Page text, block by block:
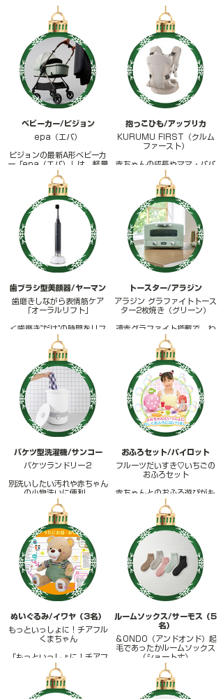
ベビーカー/ピジョン
epa（エパ）
ピジョンの最新A形ベビーカ
ー「epa（エパ）」は、軽量
ルタイヤモデル。片手で押せ
て小回り抜群、段差もラクに
乗り越えられる安定走行を実
現。赤ちゃんもママも快適に
過ごせる新定番ベビーカーで
す。
抱っこひも/アップリカ
KURUMU FIRST（クルム
ファースト）
赤ちゃんの成長やママ・パパ
使える新発想の抱っこひも
「クルム ファースト」。抱き
方3WAYで新生児から3歳頃
まで長く使える画期的な抱っ
こ紐。やわらかクッション設
計が赤ちゃんをやさしく包み
込みます。
歯ブラシ型美顔器/ヤーマン
歯磨きしながら表情筋ケア
「オーラルリフト」
＜歯磨き"だけ"の時間をリフ
新発想！歯磨きをしながらリ
フトケアを実現するEMS機
能付き電動歯ブラシ。
口腔まわりの筋肉にアプロー
チし、フェイスラインや口元
の印象を引き締めます。
毎日の簡単ケアで若々しい口
元へ。
トースター/アラジン
アラジン グラファイトトース
ター2枚焼き（グリーン）
遠赤グラファイト搭載で、わ
ッと中はふんわり、理想の焼
き上がりを実現する「アラジ
ン グラファイトトースター
（2枚焼き）」。おしゃれな
デザインのトースターで忙し
い朝もおいしいパンを手早く
楽しめます。
↓詳細はこちらから
バケツ型洗濯機/サンコー
バケツランドリー２
別洗いしたい汚れや赤ちゃん
の小物洗いに便利。
バケツ型の小型洗濯機。
静音・節水設計で、スタイや
靴下など少量洗いにぴった
り。
育児中のママにも使いやすい
コンパクト仕様で家事の心強
い味方です。
おふろセット/パイロット
フルーツだいすき♡いちごの
おふろセット
赤ちゃんとのおふろ遊びがも
「メルちゃん フルーツだいす
き♡いちごのおふろセット」
は、温かなお湯で髪色が変わ
るメルちゃんと楽しめるかわ
いいお風呂遊びセット。
ごっこ遊びで“お世話する楽
しさ”が育ちます。
ぬいぐるみ/イワヤ（3名）
もっといっしょに！チアフル
くまちゃん
「もっといっしょに！チアフ
ゃべりで子どもの心を育むぬ
いぐるみ。ふれあい遊びや季
節の歌など約50種以上のコン
ルームソックス/サーモス（5
名）
＆ONDO（アンドオンド）起
毛であったかルームソックス
（ショート丈）
体温を逃さず包み込む起毛素
材で、まるで魔法びんのよう
な保温力。冷えやすい足元を